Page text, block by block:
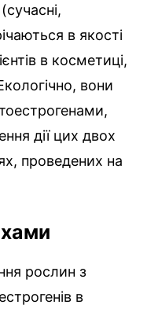
(сучасні,
в якості
в косметиці,
вони
дії цих двох
проведених на
рослин з
в